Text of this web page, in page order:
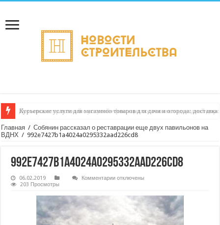
Курьерские услуги для магазинов товаров для дачи и огорода:
Главная / Собянин рассказал о реставрации еще двух павильонов на
ВДНХ / 992e7427b1a4024a0295332aad226cd8
992e7427b1a4024a0295332aad226cd8
06.02.2019 Комментариикотключены
203 Просмотры